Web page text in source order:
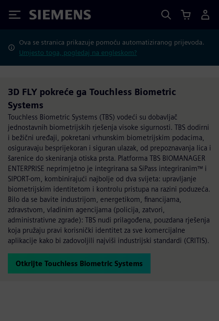
Siemens
Ova se stranica prikazuje pomoću automatiziranog prijevoda.
Umjesto toga, pogledaj na engleskom?
3D FLY pokreće ga Touchless Biometric
Systems
Touchless Biometric Systems (TBS) vodeći su dobavljač
jednostavnih biometrijskih rješenja visoke sigurnosti. TBS dodirni
i bežični uređaji, pokretani vrhunskim biometrijskim podacima,
osiguravaju besprijekoran i siguran ulazak, od prepoznavanja lica i
šarenice do skeniranja otiska prsta. Platforma TBS BIOMANAGER
ENTERPRISE neprimjetno je integrirana sa SiPass integriranim™ i
SIPORT-om, kombinirajući najbolje od dva svijeta: upravljanje
biometrijskim identitetom i kontrolu pristupa na razini poduzeća.
Bilo da se bavite industrijom, energetikom, financijama,
zdravstvom, vladinim agencijama (policija, zatvori,
administrativne zgrade): TBS nudi prilagođena, pouzdana rješenja
koja pružaju pravi korisnički identitet za sve komercijalne
aplikacije kako bi zadovoljili najviši industrijski standardi (CRITIS).
Otkrijte Touchless Biometric Systems